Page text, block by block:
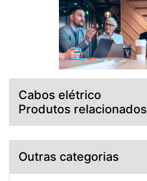
Cabos elétrico
Produtos relacionados
Outras categorias